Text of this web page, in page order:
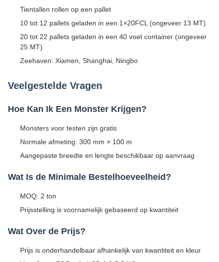
Tientallen rollen op een pallet
10 tot 12 pallets geladen in een 1×20FCL (ongeveer 13 MT)
20 tot 22 pallets geladen in een 40 voet container (ongeveer
25 MT)
Zeehaven: Xiamen, Shanghai, Ningbo
Veelgestelde Vragen
Hoe Kan Ik Een Monster Krijgen?
Monsters voor testen zijn gratis
Normale afmeting: 300 mm × 100 m
Aangepaste breedte en lengte beschikbaar op aanvraag
Wat Is de Minimale Bestelhoeveelheid?
MOQ: 2 ton
Prijsstelling is voornamelijk gebaseerd op kwantiteit
Wat Over de Prijs?
Prijs is onderhandelbaar afhankelijk van kwantiteit en kleur